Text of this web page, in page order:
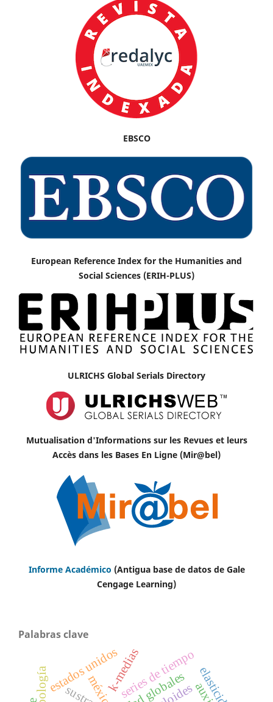
EBSCO
European Reference Index for the Humanities and
Social Sciences (ERIH-PLUS)
ULRICHS Global Serials Directory
Mutualisation d'Informations sur les Revues et leurs
Accès dans les Bases En Ligne (Mir@bel)
Informe Académico (Antigua base de datos de Gale
Cengage Learning)
Palabras clave
méxico
estados unidosseries de tiempo
k-medias